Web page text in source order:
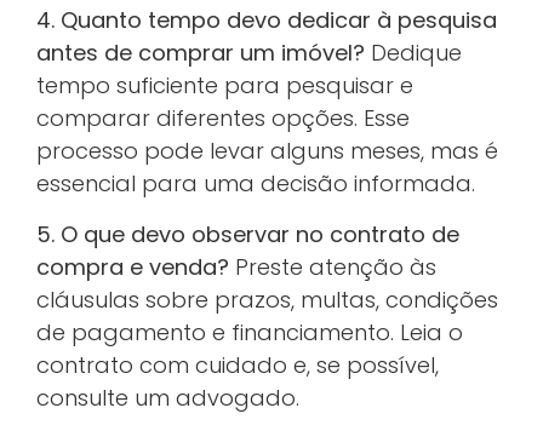
4. Quanto tempo devo dedicar à pesquisa
antes de comprar um imóvel? Dedique
tempo suficiente para pesquisar e
comparar diferentes opções. Esse
processo pode levar alguns meses, mas é
essencial para uma decisão informada.
5. O que devo observar no contrato de
compra e venda? Preste atenção às
cláusulas sobre prazos, multas, condições
de pagamento e financiamento. Leia o
contrato com cuidado e, se possível,
consulte um advogado.